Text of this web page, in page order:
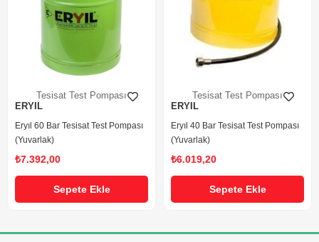
Tesisat Test Pompası
ERYIL
Eryıl 60 Bar Tesisat Test Pompası
(Yuvarlak)
₺7.392,00
Sepete Ekle
Tesisat Test Pompası
ERYIL
Eryıl 40 Bar Tesisat Test Pompası
(Yuvarlak)
₺6.019,20
Sepete Ekle